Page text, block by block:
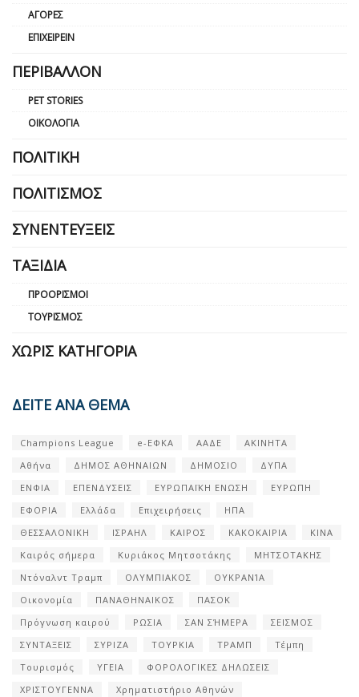
ΑΓΟΡΈΣ
ΕΠΙΧΕΙΡΕΊΝ
ΠΕΡΙΒΆΛΛΟΝ
PET STORIES
ΟΙΚΟΛΟΓΊΑ
ΠΟΛΙΤΙΚΉ
ΠΟΛΙΤΙΣΜΌΣ
ΣΥΝΕΝΤΕΎΞΕΙΣ
ΤΑΞΊΔΙΑ
ΠΡΟΟΡΙΣΜΟΊ
ΤΟΥΡΙΣΜΌΣ
ΧΩΡΊΣ ΚΑΤΗΓΟΡΊΑ
ΔΕΙΤΕ ΑΝΑ ΘΕΜΑ
Champions League e-ΕΦΚΑ ΑΑΔΕ
ΑΚΙΝΗΤΑ
Αθήνα
ΔΗΜΟΣ ΑΘΗΝΑΙΩΝ ΔΗΜΟΣΙΟ
ΔΥΠΑ
ΕΝΦΙΑ
ΕΠΕΝΔΥΣΕΙΣ ΕΥΡΩΠΑΪΚΗ ΕΝΩΣΗ
ΕΥΡΩΠΗ
ΕΦΟΡΙΑ
Ελλάδα Επιχειρήσεις
ΗΠΑ
ΘΕΣΣΑΛΟΝΙΚΗ
ΙΣΡΑΗΛ ΚΑΙΡΟΣ ΚΑΚΟΚΑΙΡΙΑ
ΚΙΝΑ
Καιρός σήμερα
Κυριάκος Μητσοτάκης
ΜΗΤΣΟΤΑΚΗΣ
Ντόναλντ Τραμπ
ΟΛΥΜΠΙΑΚΟΣ
ΟΥΚΡΑΝΊΑ
Οικονομία
ΠΑΝΑΘΗΝΑΙΚΟΣ
ΠΑΣΟΚ
Πρόγνωση καιρού
ΡΩΣΙΑ ΣΑΝ ΣΉΜΕΡΑ
ΣΕΙΣΜΟΣ
ΣΥΝΤΑΞΕΙΣ
ΣΥΡΙΖΑ ΤΟΥΡΚΙΑ ΤΡΑΜΠ
Τέμπη
Τουρισμός
ΥΓΕΙΑ
ΦΟΡΟΛΟΓΙΚΕΣ ΔΗΛΩΣΕΙΣ
ΧΡΙΣΤΟΥΓΕΝΝΑ
Χρηματιστήριο Αθηνών